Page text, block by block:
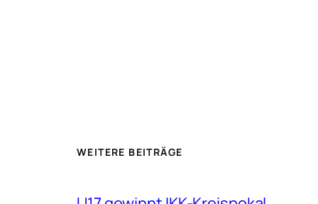
WEITERE BEITRÄGE